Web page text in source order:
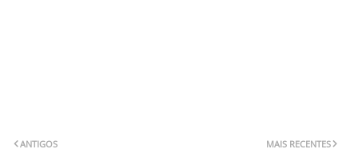
MAIS RECENTES
ANTIGOS